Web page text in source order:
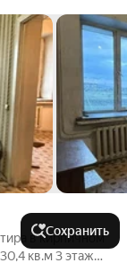
в кирпичном
кв.м 3 этаж
Сохранить